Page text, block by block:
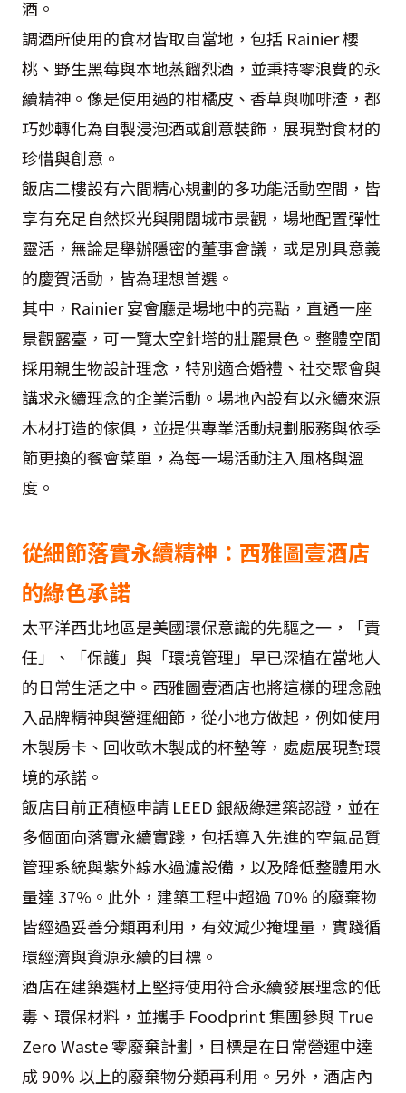
酒。
調酒所使用的食材皆取自當地，包括 Rainier 櫻
桃、野生黑莓與本地蒸餾烈酒，並秉持零浪費的永
續精神。像是使用過的柑橘皮、香草與咖啡渣，都
巧妙轉化為自製浸泡酒或創意裝飾，展現對食材的
珍惜與創意。
飯店二樓設有六間精心規劃的多功能活動空間，皆
享有充足自然採光與開闊城市景觀，場地配置彈性
靈活，無論是舉辦隱密的董事會議，或是別具意義
的慶賀活動，皆為理想首選。
其中，Rainier 宴會廳是場地中的亮點，直通一座
景觀露臺，可一覽太空針塔的壯麗景色。整體空間
採用親生物設計理念，特別適合婚禮、社交聚會與
講求永續理念的企業活動。場地內設有以永續來源
木材打造的傢俱，並提供專業活動規劃服務與依季
節更換的餐會菜單，為每一場活動注入風格與溫
度。
從細節落實永續精神：西雅圖壹酒店
的綠色承諾
太平洋西北地區是美國環保意識的先驅之一，「責
任」、「保護」與「環境管理」早已深植在當地人
的日常生活之中。西雅圖壹酒店也將這樣的理念融
入品牌精神與營運細節，從小地方做起，例如使用
木製房卡、回收軟木製成的杯墊等，處處展現對環
境的承諾。
飯店目前正積極申請 LEED 銀級綠建築認證，並在
多個面向落實永續實踐，包括導入先進的空氣品質
管理系統與紫外線水過濾設備，以及降低整體用水
量達 37%。此外，建築工程中超過 70% 的廢棄物
皆經過妥善分類再利用，有效減少掩埋量，實踐循
環經濟與資源永續的目標。
酒店在建築選材上堅持使用符合永續發展理念的低
毒、環保材料，並攜手 Foodprint 集團參與 True
Zero Waste 零廢棄計劃，目標是在日常營運中達
成 90% 以上的廢棄物分類再利用。另外，酒店內